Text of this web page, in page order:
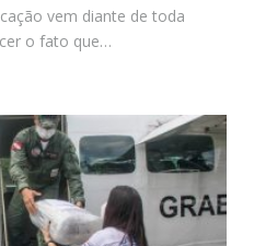
vem diante de toda
o fato que…